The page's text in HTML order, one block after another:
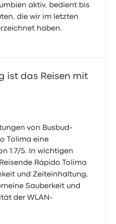
aktiv, bedient bis
die wir im letzten
haben.
ist das Reisen mit
von Busbud-
Tolima eine
1.7/5. In wichtigen
Rápido Tolima
und Zeiteinhaltung,
Sauberkeit und
der WLAN-